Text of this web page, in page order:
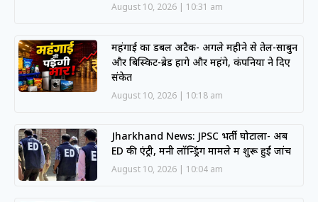
August 10, 2026 10:31 am
महंगाई का डबल अटैक- अगले महीने से तेल-साबुन
और बिस्किट-ब्रेड होंगे और महंगे, कंपनियों ने दिए
संकेत
August 10, 2026 10:18 am
Jharkhand News: JPSC भर्ती घोटाला- अब
ED की एंट्री, मनी लॉन्ड्रिंग मामले में शुरू हुई जांच
August 10, 2026 10:04 am